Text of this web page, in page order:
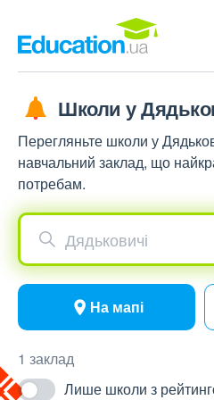
Школи у
Перегляньте школи у
навчальний заклад, що
потребам.
Дядьковичі
На мапі
1 заклад
Лише школи з